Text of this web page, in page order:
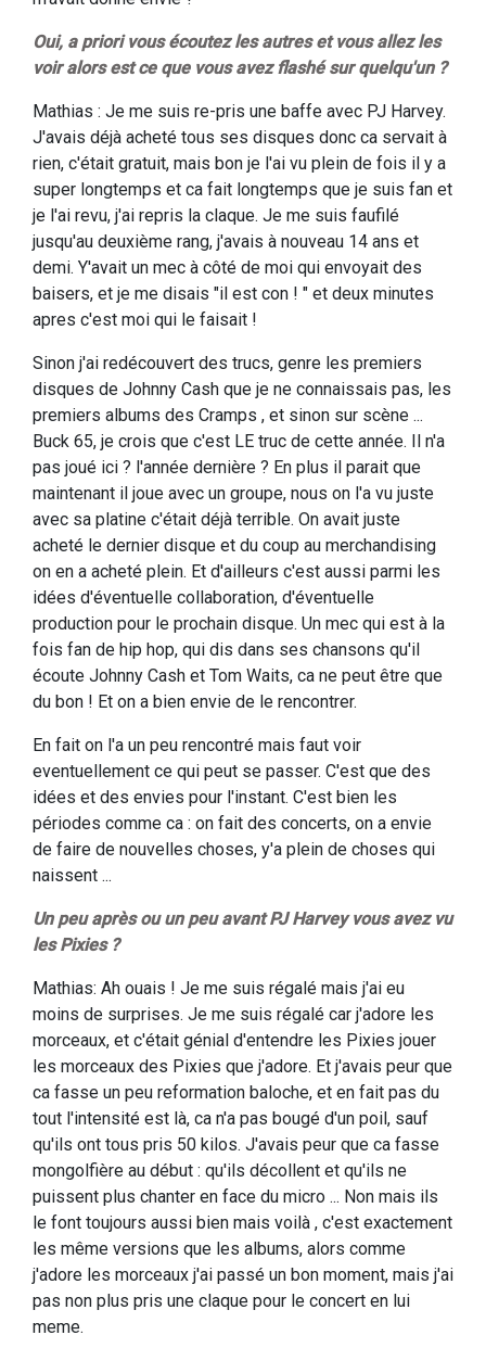
Oui, a priori vous écoutez les autres et vous allez les
voir alors est ce que vous avez flashé sur quelqu'un ?
Mathias : Je me suis re-pris une baffe avec PJ Harvey.
J'avais déjà acheté tous ses disques donc ca servait à
rien, c'était gratuit, mais bon je l'ai vu plein de fois il y a
super longtemps et ca fait longtemps que je suis fan et
je l'ai revu, j'ai repris la claque. Je me suis faufilé
jusqu'au deuxième rang, j'avais à nouveau 14 ans et
demi. Y'avait un mec à côté de moi qui envoyait des
baisers, et je me disais "il est con ! " et deux minutes
apres c'est moi qui le faisait !
Sinon j'ai redécouvert des trucs, genre les premiers
disques de Johnny Cash que je ne connaissais pas, les
premiers albums des Cramps , et sinon sur scène ...
Buck 65, je crois que c'est LE truc de cette année. Il n'a
pas joué ici ? l'année dernière ? En plus il parait que
maintenant il joue avec un groupe, nous on l'a vu juste
avec sa platine c'était déjà terrible. On avait juste
acheté le dernier disque et du coup au merchandising
on en a acheté plein. Et d'ailleurs c'est aussi parmi les
idées d'éventuelle collaboration, d'éventuelle
production pour le prochain disque. Un mec qui est à la
fois fan de hip hop, qui dis dans ses chansons qu'il
écoute Johnny Cash et Tom Waits, ca ne peut être que
du bon ! Et on a bien envie de le rencontrer.
En fait on l'a un peu rencontré mais faut voir
eventuellement ce qui peut se passer. C'est que des
idées et des envies pour l'instant. C'est bien les
périodes comme ca : on fait des concerts, on a envie
de faire de nouvelles choses, y'a plein de choses qui
naissent ...
Un peu après ou un peu avant PJ Harvey vous avez vu
les Pixies ?
Mathias: Ah ouais ! Je me suis régalé mais j'ai eu
moins de surprises. Je me suis régalé car j'adore les
morceaux, et c'était génial d'entendre les Pixies jouer
les morceaux des Pixies que j'adore. Et j'avais peur que
ca fasse un peu reformation baloche, et en fait pas du
tout l'intensité est là, ca n'a pas bougé d'un poil, sauf
qu'ils ont tous pris 50 kilos. J'avais peur que ca fasse
mongolfière au début : qu'ils décollent et qu'ils ne
puissent plus chanter en face du micro ... Non mais ils
le font toujours aussi bien mais voilà , c'est exactement
les même versions que les albums, alors comme
j'adore les morceaux j'ai passé un bon moment, mais j'ai
pas non plus pris une claque pour le concert en lui
meme.